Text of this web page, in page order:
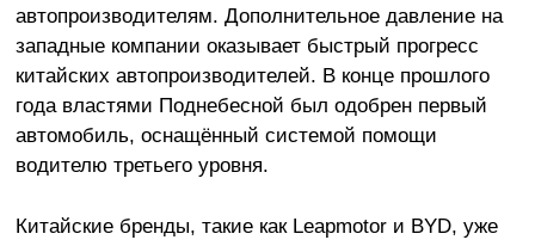
автопроизводителям. Дополнительное давление на
западные компании оказывает быстрый прогресс
китайских автопроизводителей. В конце прошлого
года властями Поднебесной был одобрен первый
автомобиль, оснащённый системой помощи
водителю третьего уровня.
Китайские бренды, такие как Leapmotor и BYD, уже